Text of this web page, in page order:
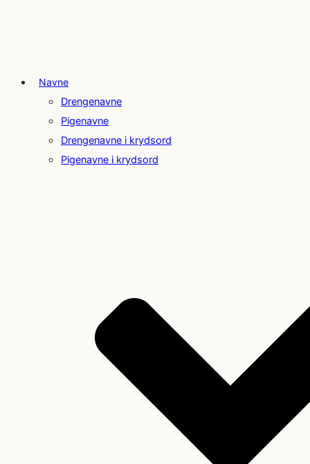
Navne
Drengenavne
Pigenavne
Drengenavne i krydsord
Pigenavne i krydsord